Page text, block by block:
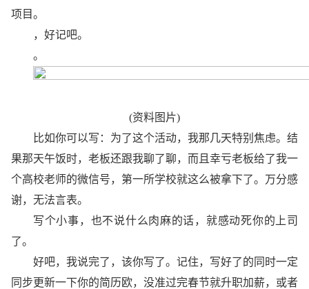
项目。
，好记吧。
。
(资料图片)
比如你可以写：为了这个活动，我那几天特别焦虑。结
果那天午饭时，老板还跟我聊了聊，而且幸亏老板给了我一
个高校老师的微信号，第一所学校就这么被拿下了。万分感
谢，无法言表。
写个小事，也不说什么肉麻的话，就感动死你的上司
了。
好吧，我说完了，该你写了。记住，写好了的同时一定
同步更新一下你的简历欧，没准过完春节就升职加薪，或者